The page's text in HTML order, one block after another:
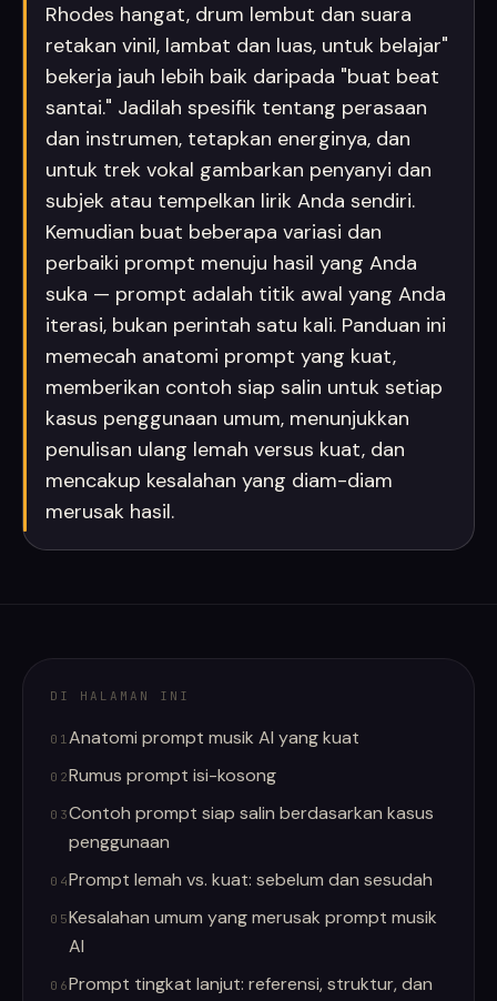
Rhodes hangat, drum lembut dan suara
retakan vinil, lambat dan luas, untuk belajar"
bekerja jauh lebih baik daripada "buat beat
santai." Jadilah spesifik tentang perasaan
dan instrumen, tetapkan energinya, dan
untuk trek vokal gambarkan penyanyi dan
subjek atau tempelkan lirik Anda sendiri.
Kemudian buat beberapa variasi dan
perbaiki prompt menuju hasil yang Anda
suka — prompt adalah titik awal yang Anda
iterasi, bukan perintah satu kali. Panduan ini
memecah anatomi prompt yang kuat,
memberikan contoh siap salin untuk setiap
kasus penggunaan umum, menunjukkan
penulisan ulang lemah versus kuat, dan
mencakup kesalahan yang diam-diam
merusak hasil.
DI HALAMAN INI
01Anatomi prompt musik AI yang kuat
02Rumus prompt isi-kosong
03Contoh prompt siap salin berdasarkan kasus
penggunaan
04Prompt lemah vs. kuat: sebelum dan sesudah
05Kesalahan umum yang merusak prompt musik
AI
06Prompt tingkat lanjut: referensi, struktur, dan